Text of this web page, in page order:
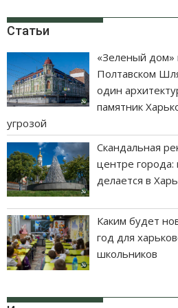
Статьи
«Зеленый дом»
Полтавском
один
памятник
угрозой
Скандальная
центре города:
делается в
Каким будет
год для
школьников